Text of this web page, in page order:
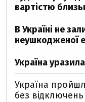
вартістю
В Україні не
неушкодженої
Україна
Україна
без